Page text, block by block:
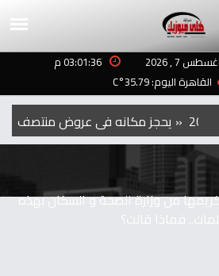
7 , 2026
03:01:36 م
القاهرة اليوم: 35.79°C
من وزارة الصحة و السكان بهذه
فماذا قالت؟